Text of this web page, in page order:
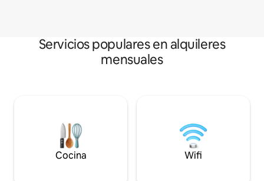
Servicios populares en alquileres
mensuales
Cocina Wifi